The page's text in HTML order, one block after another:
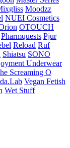
Moodzz
NUEI Cosmetics
OTOUCH
Pharmquests Pjur
Reload Ruf
Shiatsu SONO
Underwear
Screaming O
Vegan Fetish
Wet Stuff